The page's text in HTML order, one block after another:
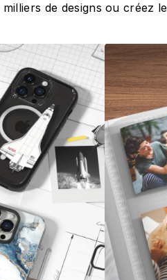
milliers de designs ou créez